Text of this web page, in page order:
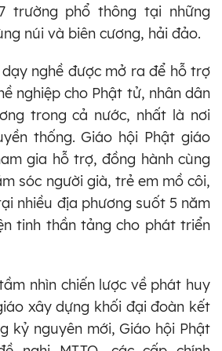
trường phổ thông tại những
núi và biên cương, hải đảo.
dạy nghề được mở ra để hỗ trợ
nghiệp cho Phật tử, nhân dân
trong cả nước, nhất là nơi
thống. Giáo hội Phật giáo
gia hỗ trợ, đồng hành cùng
sóc người già, trẻ em mồ côi,
nhiều địa phương suốt 5 năm
tinh thần tảng cho phát triển
nhìn chiến lược về phát huy
xây dựng khối đại đoàn kết
kỷ nguyên mới, Giáo hội Phật